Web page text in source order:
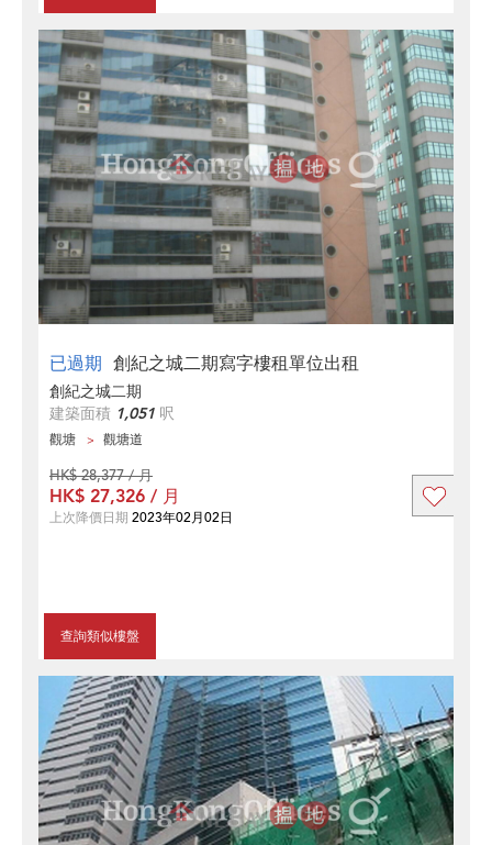
已過期 創紀之城二期寫字樓租單位出租
創紀之城二期
建築面積 1,051 呎
觀塘 觀塘道
查詢類似樓盤
HK$ 28,377 / 月
HK$ 27,326 / 月
上次降價日期 2023年02月02日